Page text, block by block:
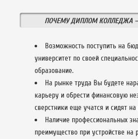
ПОЧЕМУ ДИПЛОМ КОЛЛЕДЖА
Возможность поступить на
университет по своей
образование.
На рынке труда Вы будете
карьеру и обрести финансовую
сверстники еще учатся и сидят
Наличие профессиональных
преимущество при устройстве на